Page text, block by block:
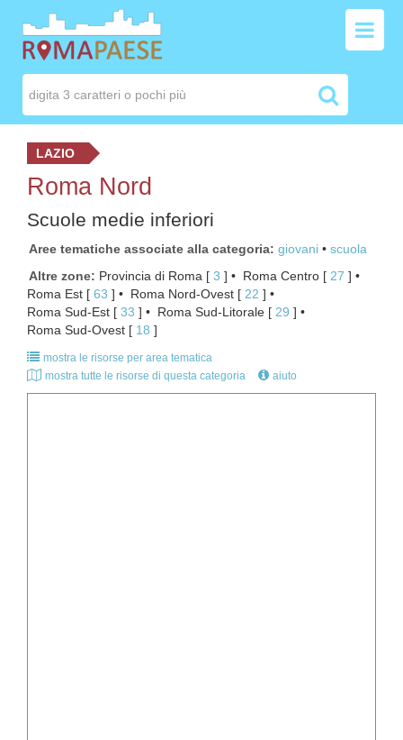
LAZIO
Roma Nord
Scuole medie inferiori
Aree tematiche associate alla categoria giovani
scuola
Altre zone
Provincia di Roma [ 3 ] Roma Centro [ 27 ]
Roma Est [ 63 ] Roma Nord-Ovest [ 22 ]
Roma Sud-Est [ 33 ] Roma Sud-Litorale [ 29 ]
Roma Sud-Ovest [ 18 ]
mostra le risorse per area tematica
mostra tutte le risorse di questa categoria
aiuto